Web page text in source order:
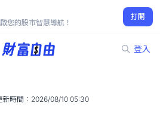
您的股市智慧導航！
打開
登入
0.93%
時間： 2026/08/10 05:30